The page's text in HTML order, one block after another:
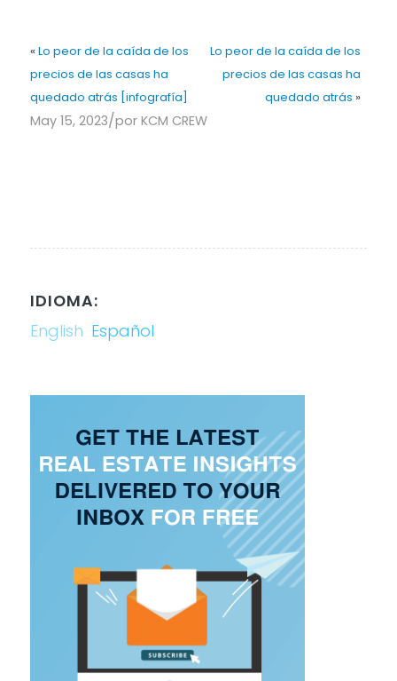
« Lo peor de la caída de los
precios de las casas ha
quedado atrás [infografía]
Lo peor de la caída de los
precios de las casas ha
quedado atrás »
May 15, 2023/por KCM CREW
IDIOMA:
English Español